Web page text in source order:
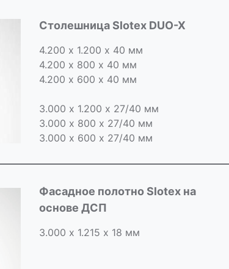
Cтолешница Slotex DUO-X
4.200 х 1.200 х 40 мм
4.200 х 800 х 40 мм
4.200 х 600 х 40 мм
3.000 х 1.200 х 27/40 мм
3.000 х 800 х 27/40 мм
3.000 х 600 х 27/40 мм
Фасадное полотно Slotex на
основе ДСП
3.000 х 1.215 х 18 мм